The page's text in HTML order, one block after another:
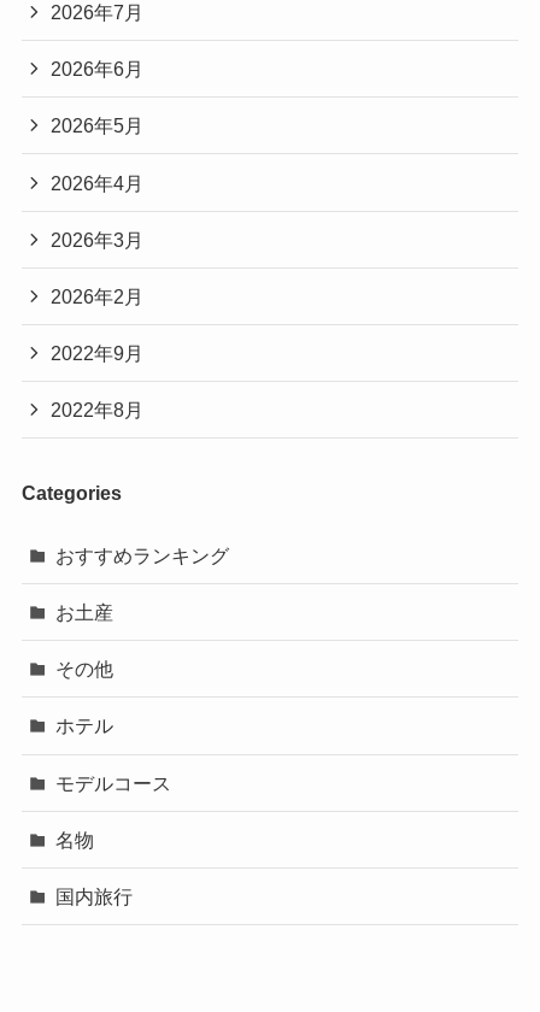
2026年7月
2026年6月
2026年5月
2026年4月
2026年3月
2026年2月
2022年9月
2022年8月
Categories
おすすめランキング
お土産
その他
ホテル
モデルコース
名物
国内旅行